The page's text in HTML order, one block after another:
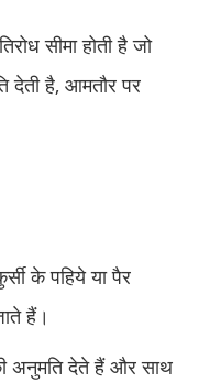
सीमा होती है जो
देती है, आमतौर पर
के पहिये या पैर
हैं।
अनुमति देते हैं और साथ